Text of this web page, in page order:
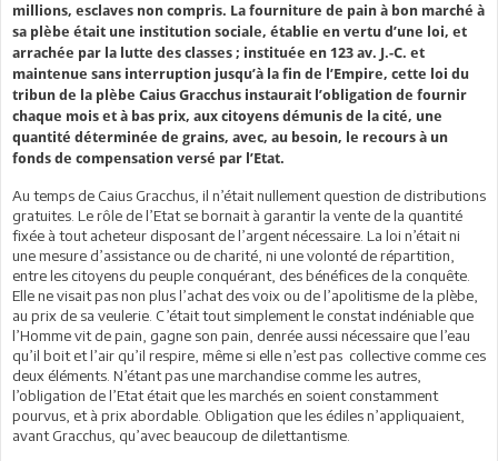
millions, esclaves non compris. La fourniture de pain à bon marché à
sa plèbe était une institution sociale, établie en vertu d’une loi, et
arrachée par la lutte des classes ; instituée en 123 av. J.-C. et
maintenue sans interruption jusqu’à la fin de l’Empire, cette loi du
tribun de la plèbe Caius Gracchus instaurait l’obligation de fournir
chaque mois et à bas prix, aux citoyens démunis de la cité, une
quantité déterminée de grains, avec, au besoin, le recours à un
fonds de compensation versé par l’Etat.
Au temps de Caius Gracchus, il n’était nullement question de distributions
gratuites. Le rôle de l’Etat se bornait à garantir la vente de la quantité
fixée à tout acheteur disposant de l’argent nécessaire. La loi n’était ni
une mesure d’assistance ou de charité, ni une volonté de répartition,
entre les citoyens du peuple conquérant, des bénéfices de la conquête.
Elle ne visait pas non plus l’achat des voix ou de l’apolitisme de la plèbe,
au prix de sa veulerie. C’était tout simplement le constat indéniable que
l’Homme vit de pain, gagne son pain, denrée aussi nécessaire que l’eau
qu’il boit et l’air qu’il respire, même si elle n’est pas collective comme ces
deux éléments. N’étant pas une marchandise comme les autres,
l’obligation de l’Etat était que les marchés en soient constamment
pourvus, et à prix abordable. Obligation que les édiles n’appliquaient,
avant Gracchus, qu’avec beaucoup de dilettantisme.